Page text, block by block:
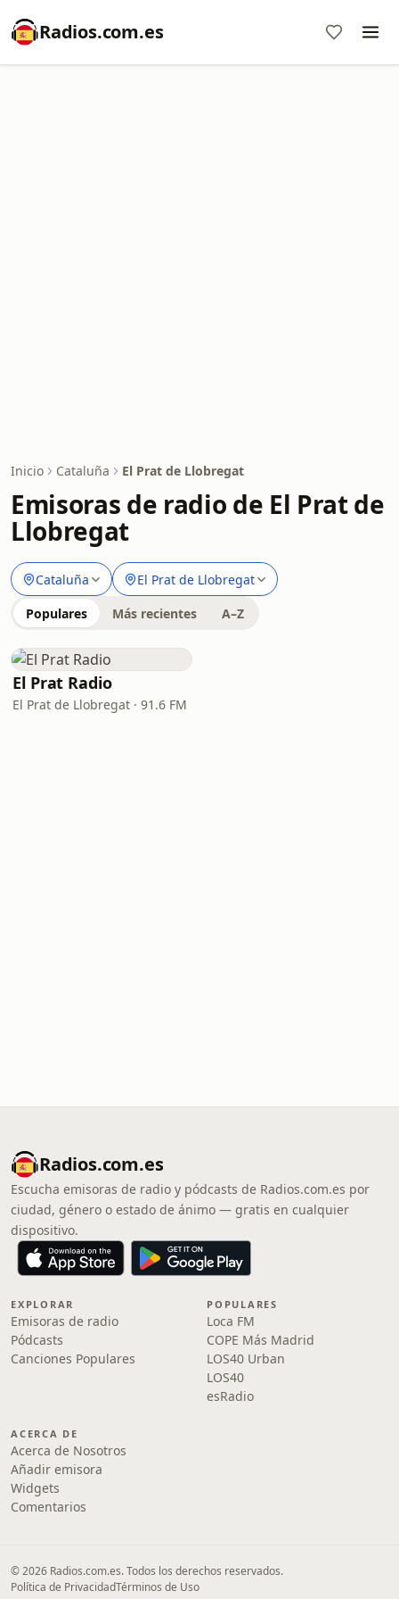
Radios.com.es
Inicio Cataluña El Prat de Llobregat
Emisoras de radio de El Prat de
Llobregat
Cataluña El Prat de Llobregat
Populares Más recientes A–Z
El Prat Radio
El Prat de Llobregat · 91.6 FM
Radios.com.es
Escucha emisoras de radio y pódcasts de Radios.com.es por
ciudad, género o estado de ánimo — gratis en cualquier
dispositivo.
EXPLORAR
Emisoras de radio
Pódcasts
Canciones Populares
POPULARES
Loca FM
COPE Más Madrid
LOS40 Urban
LOS40
esRadio
ACERCA DE
Acerca de Nosotros
Añadir emisora
Widgets
Comentarios
© 2026 Radios.com.es. Todos los derechos reservados.
Política de PrivacidadTérminos de Uso